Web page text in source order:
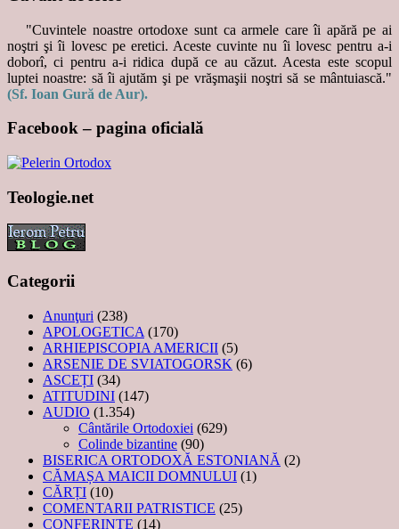
"Cuvintele noastre ortodoxe sunt ca armele care îi apără pe ai
noştri şi îi lovesc pe eretici. Aceste cuvinte nu îi lovesc pentru a-i
doborî, ci pentru a-i ridica după ce au căzut. Acesta este scopul
luptei noastre: să îi ajutăm şi pe vrăşmaşii noştri să se mântuiască."
(Sf. Ioan Gură de Aur).
Facebook – pagina oficială
Teologie.net
Categorii
Anunţuri (238)
APOLOGETICA (170)
ARHIEPISCOPIA AMERICII (5)
ARSENIE DE SVIATOGORSK (6)
ASCEȚI (34)
ATITUDINI (147)
AUDIO (1.354)
Cântările Ortodoxiei (629)
Colinde bizantine (90)
BISERICA ORTODOXĂ ESTONIANĂ (2)
CĂMAȘA MAICII DOMNULUI (1)
CĂRȚI (10)
COMENTARII PATRISTICE (25)
CONFERINTE (14)